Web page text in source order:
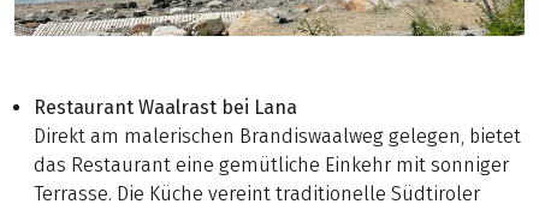
Restaurant Waalrast bei Lana
Direkt am malerischen Brandiswaalweg gelegen, bietet
das Restaurant eine gemütliche Einkehr mit sonniger
Terrasse. Die Küche vereint traditionelle Südtiroler